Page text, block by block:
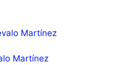
Martínez